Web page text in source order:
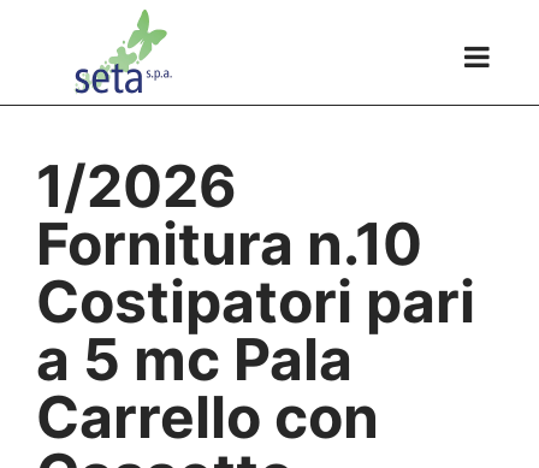
1/2026
Fornitura n.10
Costipatori pari
a 5 mc Pala
Carrello con